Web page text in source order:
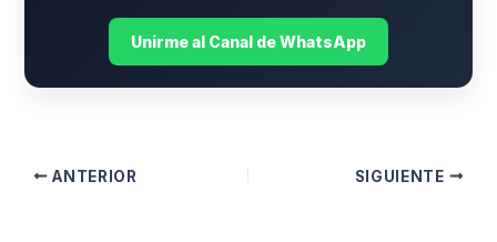
Unirme al Canal de WhatsApp
ANTERIOR SIGUIENTE